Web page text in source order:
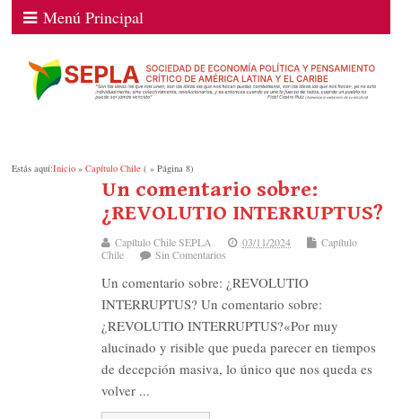
Menú Principal
Estás aquí:Inicio »Capítulo Chile ( » Página 8)
Un comentario sobre:
¿REVOLUTIO INTERRUPTUS?
Capítulo Chile SEPLA 03/11/2024
Capítulo
Chile
Sin Comentarios
Un comentario sobre: ¿REVOLUTIO
INTERRUPTUS? Un comentario sobre:
¿REVOLUTIO INTERRUPTUS?«Por muy
alucinado y risible que pueda parecer en tiempos
de decepción masiva, lo único que nos queda es
volver ...